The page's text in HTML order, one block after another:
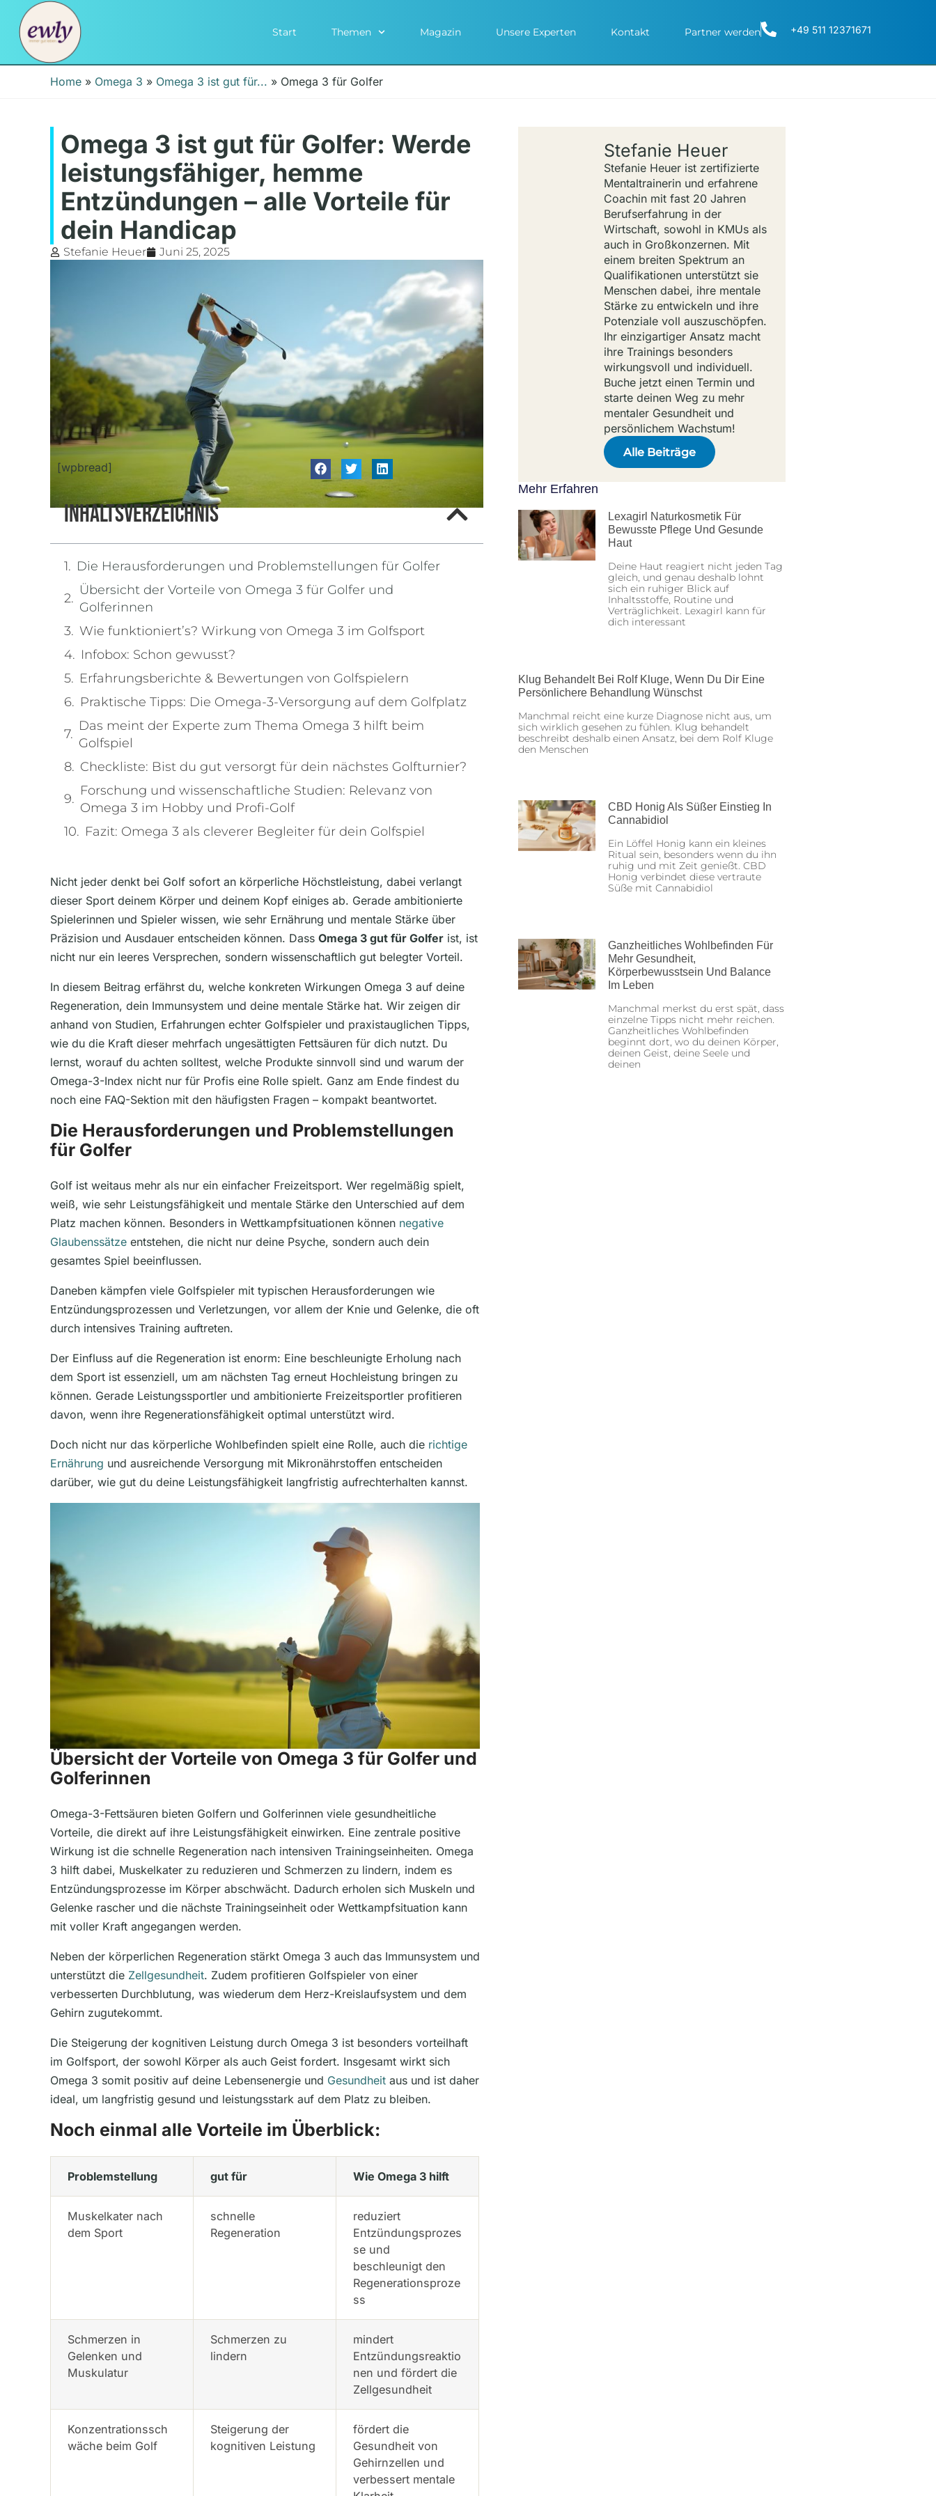
Start Themen Magazin Unsere Experten Kontakt Partner werden +49 511 12371671
Home » Omega 3 » Omega 3 ist gut für... » Omega 3 für Golfer
Omega 3 ist gut für Golfer: Werde
leistungsfähiger, hemme
Entzündungen – alle Vorteile für
dein Handicap
Stefanie Heuer Juni 25, 2025
[wpbread]
Inhaltsverzeichnis
Die Herausforderungen und Problemstellungen für Golfer
Übersicht der Vorteile von Omega 3 für Golfer und
Golferinnen
Wie funktioniert’s? Wirkung von Omega 3 im Golfsport
Infobox: Schon gewusst?
Erfahrungsberichte & Bewertungen von Golfspielern
Praktische Tipps: Die Omega-3-Versorgung auf dem Golfplatz
Das meint der Experte zum Thema Omega 3 hilft beim
Golfspiel
Checkliste: Bist du gut versorgt für dein nächstes Golfturnier?
Forschung und wissenschaftliche Studien: Relevanz von
Omega 3 im Hobby und Profi-Golf
Fazit: Omega 3 als cleverer Begleiter für dein Golfspiel
Nicht jeder denkt bei Golf sofort an körperliche Höchstleistung, dabei verlangt
dieser Sport deinem Körper und deinem Kopf einiges ab. Gerade ambitionierte
Spielerinnen und Spieler wissen, wie sehr Ernährung und mentale Stärke über
Präzision und Ausdauer entscheiden können. Dass Omega 3 gut für Golfer ist, ist
nicht nur ein leeres Versprechen, sondern wissenschaftlich gut belegter Vorteil.
In diesem Beitrag erfährst du, welche konkreten Wirkungen Omega 3 auf deine
Regeneration, dein Immunsystem und deine mentale Stärke hat. Wir zeigen dir
anhand von Studien, Erfahrungen echter Golfspieler und praxistauglichen Tipps,
wie du die Kraft dieser mehrfach ungesättigten Fettsäuren für dich nutzt. Du
lernst, worauf du achten solltest, welche Produkte sinnvoll sind und warum der
Omega-3-Index nicht nur für Profis eine Rolle spielt. Ganz am Ende findest du
noch eine FAQ-Sektion mit den häufigsten Fragen – kompakt beantwortet.
Die Herausforderungen und Problemstellungen
für Golfer
Golf ist weitaus mehr als nur ein einfacher Freizeitsport. Wer regelmäßig spielt,
weiß, wie sehr Leistungsfähigkeit und mentale Stärke den Unterschied auf dem
Platz machen können. Besonders in Wettkampfsituationen können negative
Glaubenssätze entstehen, die nicht nur deine Psyche, sondern auch dein
gesamtes Spiel beeinflussen.
Daneben kämpfen viele Golfspieler mit typischen Herausforderungen wie
Entzündungsprozessen und Verletzungen, vor allem der Knie und Gelenke, die oft
durch intensives Training auftreten.
Der Einfluss auf die Regeneration ist enorm: Eine beschleunigte Erholung nach
dem Sport ist essenziell, um am nächsten Tag erneut Hochleistung bringen zu
können. Gerade Leistungssportler und ambitionierte Freizeitsportler profitieren
davon, wenn ihre Regenerationsfähigkeit optimal unterstützt wird.
Doch nicht nur das körperliche Wohlbefinden spielt eine Rolle, auch die richtige
Ernährung und ausreichende Versorgung mit Mikronährstoffen entscheiden
darüber, wie gut du deine Leistungsfähigkeit langfristig aufrechterhalten kannst.
Übersicht der Vorteile von Omega 3 für Golfer und
Golferinnen
Omega-3-Fettsäuren bieten Golfern und Golferinnen viele gesundheitliche
Vorteile, die direkt auf ihre Leistungsfähigkeit einwirken. Eine zentrale positive
Wirkung ist die schnelle Regeneration nach intensiven Trainingseinheiten. Omega
3 hilft dabei, Muskelkater zu reduzieren und Schmerzen zu lindern, indem es
Entzündungsprozesse im Körper abschwächt. Dadurch erholen sich Muskeln und
Gelenke rascher und die nächste Trainingseinheit oder Wettkampfsituation kann
mit voller Kraft angegangen werden.
Neben der körperlichen Regeneration stärkt Omega 3 auch das Immunsystem und
unterstützt die Zellgesundheit. Zudem profitieren Golfspieler von einer
verbesserten Durchblutung, was wiederum dem Herz-Kreislaufsystem und dem
Gehirn zugutekommt.
Die Steigerung der kognitiven Leistung durch Omega 3 ist besonders vorteilhaft
im Golfsport, der sowohl Körper als auch Geist fordert. Insgesamt wirkt sich
Omega 3 somit positiv auf deine Lebensenergie und Gesundheit aus und ist daher
ideal, um langfristig gesund und leistungsstark auf dem Platz zu bleiben.
Noch einmal alle Vorteile im Überblick:
Problemstellung gut für Wie Omega 3 hilft
Muskelkater nach
dem Sport
schnelle
Regeneration
reduziert
Entzündungsprozes
se und
beschleunigt den
Regenerationsproze
ss
Schmerzen in
Gelenken und
Muskulatur
Schmerzen zu
lindern
mindert
Entzündungsreaktio
nen und fördert die
Zellgesundheit
Konzentrationssch
wäche beim Golf
Steigerung der
kognitiven Leistung
fördert die
Gesundheit von
Gehirnzellen und
verbessert mentale
Stefanie Heuer
Stefanie Heuer ist zertifizierte
Mentaltrainerin und erfahrene
Coachin mit fast 20 Jahren
Berufserfahrung in der
Wirtschaft, sowohl in KMUs als
auch in Großkonzernen. Mit
einem breiten Spektrum an
Qualifikationen unterstützt sie
Menschen dabei, ihre mentale
Stärke zu entwickeln und ihre
Potenziale voll auszuschöpfen.
Ihr einzigartiger Ansatz macht
ihre Trainings besonders
wirkungsvoll und individuell.
Buche jetzt einen Termin und
starte deinen Weg zu mehr
mentaler Gesundheit und
persönlichem Wachstum!
Alle Beiträge
Mehr Erfahren
Lexagirl Naturkosmetik Für
Bewusste Pflege Und Gesunde
Haut
Deine Haut reagiert nicht jeden Tag
gleich, und genau deshalb lohnt
sich ein ruhiger Blick auf
Inhaltsstoffe, Routine und
Verträglichkeit. Lexagirl kann für
dich interessant
Klug Behandelt Bei Rolf Kluge, Wenn Du Dir Eine
Persönlichere Behandlung Wünschst
Manchmal reicht eine kurze Diagnose nicht aus, um
sich wirklich gesehen zu fühlen. Klug behandelt
beschreibt deshalb einen Ansatz, bei dem Rolf Kluge
den Menschen
CBD Honig Als Süßer Einstieg In
Cannabidiol
Ein Löffel Honig kann ein kleines
Ritual sein, besonders wenn du ihn
ruhig und mit Zeit genießt. CBD
Honig verbindet diese vertraute
Süße mit Cannabidiol
Ganzheitliches Wohlbefinden Für
Mehr Gesundheit,
Körperbewusstsein Und Balance
Im Leben
Manchmal merkst du erst spät, dass
einzelne Tipps nicht mehr reichen.
Ganzheitliches Wohlbefinden
beginnt dort, wo du deinen Körper,
deinen Geist, deine Seele und
deinen